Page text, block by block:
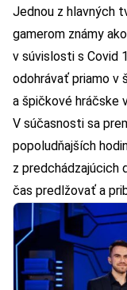
Jednou z hlavných
gamerom známy
v súvislosti s Covid
odohrávať priamo v
a špičkové hráčske
V súčasnosti sa
popoludňajších
z predchádzajúcich
čas predlžovať a